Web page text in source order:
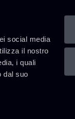
social media
il nostro
i quali
dal suo